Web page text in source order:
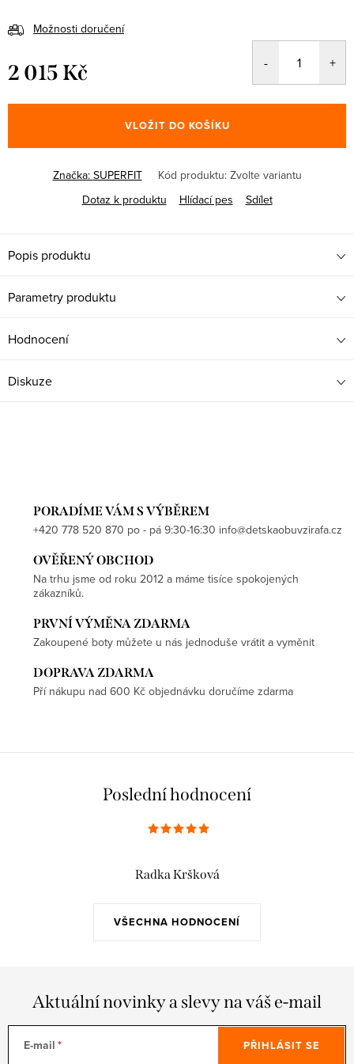
Možnosti doručení
2 015 Kč
cena:
VLOŽIT DO KOŠÍKU
Značka: SUPERFIT Kód produktu: Zvolte variantu
Dotaz k produktu
Hlídací pes Sdílet
Popis produktu
Parametry produktu
Hodnocení
Diskuze
PORADÍME VÁM S VÝBĚREM
+420 778 520 870 po - pá 9:30-16:30 info@detskaobuvzirafa.cz
OVĚŘENÝ OBCHOD
Na trhu jsme od roku 2012 a máme tisíce spokojených
zákazníků.
PRVNÍ VÝMĚNA ZDARMA
Zakoupené boty můžete u nás jednoduše vrátit a vyměnit
DOPRAVA ZDARMA
Pří nákupu nad 600 Kč objednávku doručíme zdarma
Poslední hodnocení
VŠECHNA HODNOCENÍ
Radka Kršková
Aktuální novinky a slevy na váš e-mail
E-mail PŘIHLÁSIT SE